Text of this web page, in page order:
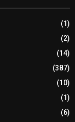
(1)
(2)
(14)
(387)
(10)
(1)
(6)